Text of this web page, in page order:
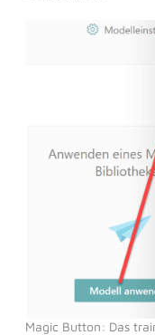
Magic Button: Das